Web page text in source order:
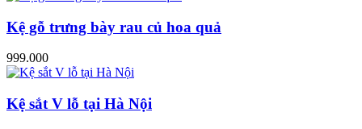
Kệ gỗ trưng bày rau củ hoa quả
999.000
Kệ sắt V lỗ tại Hà Nội